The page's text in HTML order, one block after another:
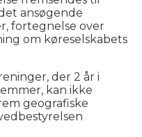
ansøgende
fortegnelse over
om køreselskabets
der 2 år i
kan ikke
geografiske